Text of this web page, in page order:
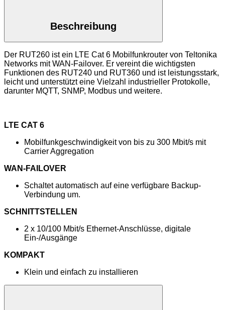
Beschreibung
Der RUT260 ist ein LTE Cat 6 Mobilfunkrouter von Teltonika
Networks mit WAN-Failover. Er vereint die wichtigsten
Funktionen des RUT240 und RUT360 und ist leistungsstark,
leicht und unterstützt eine Vielzahl industrieller Protokolle,
darunter MQTT, SNMP, Modbus und weitere.
LTE CAT 6
Mobilfunkgeschwindigkeit von bis zu 300 Mbit/s mit
Carrier Aggregation
WAN-FAILOVER
Schaltet automatisch auf eine verfügbare Backup-
Verbindung um.
SCHNITTSTELLEN
2 x 10/100 Mbit/s Ethernet-Anschlüsse, digitale
Ein-/Ausgänge
KOMPAKT
Klein und einfach zu installieren